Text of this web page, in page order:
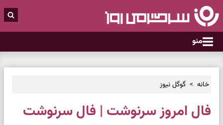
منو
خانه گوگل نیوز
فال امروز سرنوشت | فال سرنوشت